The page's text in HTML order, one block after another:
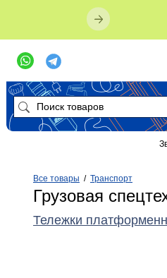
Все товары / Транспорт
Грузовая
Тележки